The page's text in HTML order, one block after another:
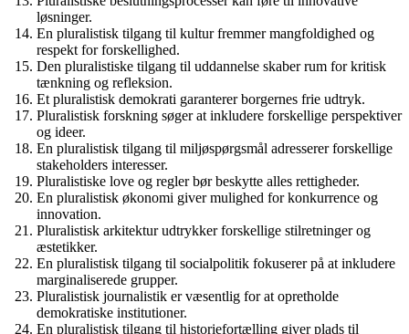
løsninger.
En pluralistisk tilgang til kultur fremmer mangfoldighed og
respekt for forskellighed.
Den pluralistiske tilgang til uddannelse skaber rum for kritisk
tænkning og refleksion.
Et pluralistisk demokrati garanterer borgernes frie udtryk.
Pluralistisk forskning søger at inkludere forskellige perspektiver
og ideer.
En pluralistisk tilgang til miljøspørgsmål adresserer forskellige
stakeholders interesser.
Pluralistiske love og regler bør beskytte alles rettigheder.
En pluralistisk økonomi giver mulighed for konkurrence og
innovation.
Pluralistisk arkitektur udtrykker forskellige stilretninger og
æstetikker.
En pluralistisk tilgang til socialpolitik fokuserer på at inkludere
marginaliserede grupper.
Pluralistisk journalistik er væsentlig for at opretholde
demokratiske institutioner.
En pluralistisk tilgang til historiefortælling giver plads til